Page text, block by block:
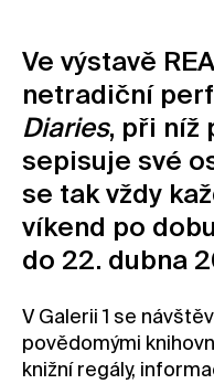
Novinky
Pro média
Pronájem prostor
Volné pozice
Ve výstavě
netradiční
Diaries, při níž
sepisuje své
se tak vždy
víkend po
do 22. dubna
V Galerii 1 se
povědomými
knižní regály,